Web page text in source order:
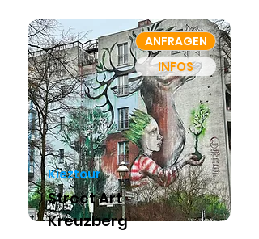
ANFRAGEN
INFOS
Kieztour
Street Art
Kreuzberg